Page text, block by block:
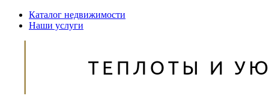
Каталог недвижимости
Наши услуги